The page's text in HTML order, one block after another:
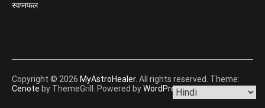
स्वप्नफल
Copyright © 2026 MyAstroHealer. All rights reserved. Theme:
Cenote by ThemeGrill. Powered byWordPress.